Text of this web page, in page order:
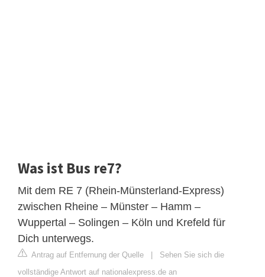
Was ist Bus re7?
Mit dem RE 7 (Rhein-Münsterland-Express)
zwischen Rheine – Münster – Hamm –
Wuppertal – Solingen – Köln und Krefeld für
Dich unterwegs.
Antrag auf Entfernung der Quelle | Sehen Sie sich die
vollständige Antwort auf nationalexpress.de an